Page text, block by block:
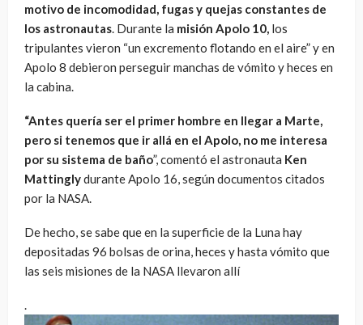
motivo de incomodidad, fugas y quejas constantes de
los astronautas. Durante la misión Apolo 10, los
tripulantes vieron “un excremento flotando en el aire” y en
Apolo 8 debieron perseguir manchas de vómito y heces en
la cabina.
“Antes quería ser el primer hombre en llegar a Marte,
pero si tenemos que ir allá en el Apolo, no me interesa
por su sistema de baño”, comentó el astronauta Ken
Mattinglydurante Apolo 16, según documentos citados
por la NASA.
De hecho, se sabe que en la superficie de la Luna hay
depositadas 96 bolsas de orina, heces y hasta vómito que
las seis misiones de la NASA llevaron allí
.